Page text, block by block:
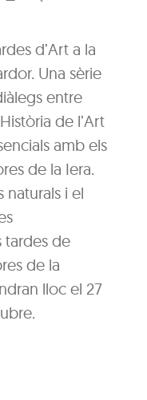
d’Art a la
Una sèrie
entre
de l’Art
amb els
de la Iera.
naturals i el
tardes de
de la
lloc el 27